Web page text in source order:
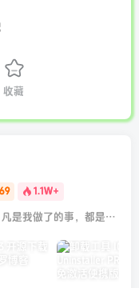
收藏
1.1W+
凡是我相信的，我都做了；凡是我做了的事，都是全身心地投入去做的